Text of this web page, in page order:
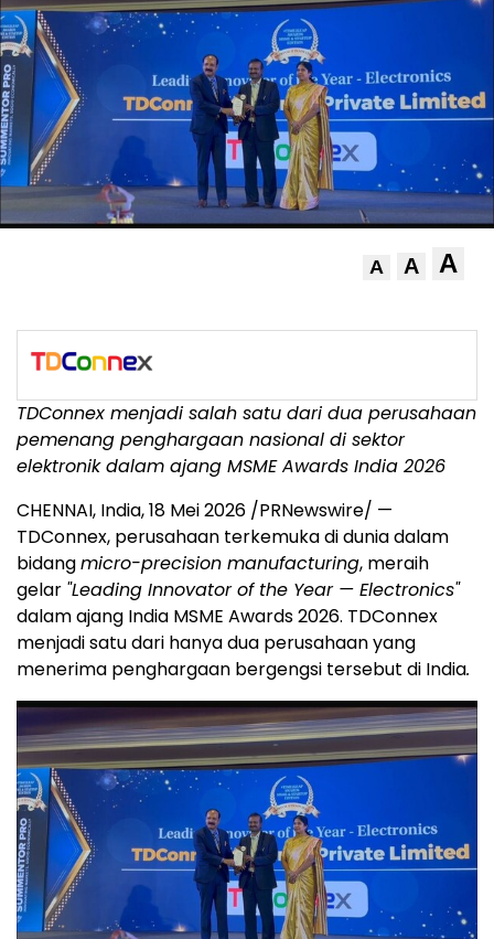
A A A
TDConnex menjadi salah satu dari dua perusahaan
pemenang penghargaan nasional di sektor
elektronik dalam ajang MSME Awards India 2026
CHENNAI, India, 18 Mei 2026 /PRNewswire/ —
TDConnex, perusahaan terkemuka di dunia dalam
bidangmicro-precision manufacturing, meraih
gelar "Leading Innovator of the Year — Electronics"
dalam ajang India MSME Awards 2026. TDConnex
menjadi satu dari hanya dua perusahaan yang
menerima penghargaan bergengsi tersebut di India.